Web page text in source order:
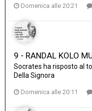
Domenica alle 20:21
9 - RANDAL KOLO
Socrates ha risposto al
Della Signora
Domenica alle 20:11